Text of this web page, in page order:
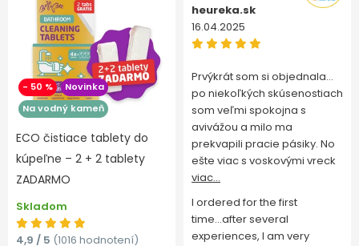
- 50 %
Novinka
Na vodný kameň
ECO čistiace tablety do
kúpeľne – 2 + 2 tablety
ZADARMO
Skladom
4,9 / 5 (1016 hodnotení)
heureka.sk
16.04.2025
Prvýkrát som si objednala…
po niekoľkých skúsenostiach
som veľmi spokojna s
avivážou a milo ma
prekvapili pracie pásiky. No
ešte viac s voskovými vreck
viac...
I ordered for the first
time...after several
experiences, I am very